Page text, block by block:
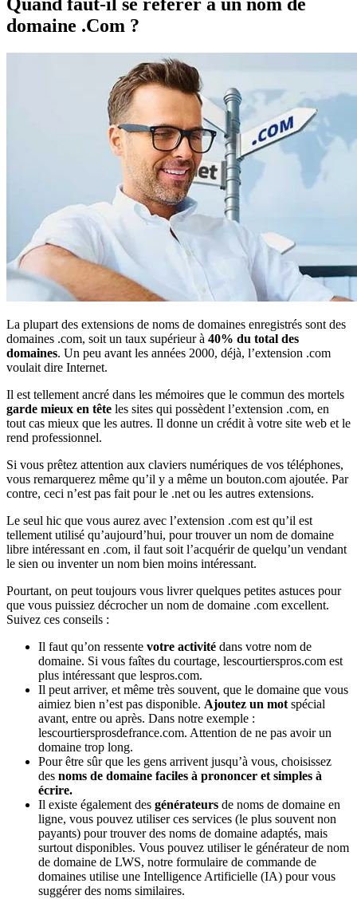
Quand faut-il se référer à un nom de
domaine .Com ?
La plupart des extensions de noms de domaines enregistrés sont des
domaines .com, soit un taux supérieur à 40% du total des
domaines. Un peu avant les années 2000, déjà, l’extension .com
voulait dire Internet.
Il est tellement ancré dans les mémoires que le commun des mortels
garde mieux en tête les sites qui possèdent l’extension .com, en
tout cas mieux que les autres. Il donne un crédit à votre site web et le
rend professionnel.
Si vous prêtez attention aux claviers numériques de vos téléphones,
vous remarquerez même qu’il y a même un bouton.com ajoutée. Par
contre, ceci n’est pas fait pour le .net ou les autres extensions.
Le seul hic que vous aurez avec l’extension .com est qu’il est
tellement utilisé qu’aujourd’hui, pour trouver un nom de domaine
libre intéressant en .com, il faut soit l’acquérir de quelqu’un vendant
le sien ou inventer un nom bien moins intéressant.
Pourtant, on peut toujours vous livrer quelques petites astuces pour
que vous puissiez décrocher un nom de domaine .com excellent.
Suivez ces conseils :
Il faut qu’on ressente votre activité dans votre nom de
domaine. Si vous faîtes du courtage, lescourtierspros.com est
plus intéressant que lespros.com.
Il peut arriver, et même très souvent, que le domaine que vous
aimiez bien n’est pas disponible. Ajoutez un mot spécial
avant, entre ou après. Dans notre exemple :
lescourtiersprosdefrance.com. Attention de ne pas avoir un
domaine trop long.
Pour être sûr que les gens arrivent jusqu’à vous, choisissez
des noms de domaine faciles à prononcer et simples à
écrire.
Il existe également des générateurs de noms de domaine en
ligne, vous pouvez utiliser ces services (le plus souvent non
payants) pour trouver des noms de domaine adaptés, mais
surtout disponibles. Vous pouvez utiliser le générateur de nom
de domaine de LWS, notre formulaire de commande de
domaines utilise une Intelligence Artificielle (IA) pour vous
suggérer des noms similaires.